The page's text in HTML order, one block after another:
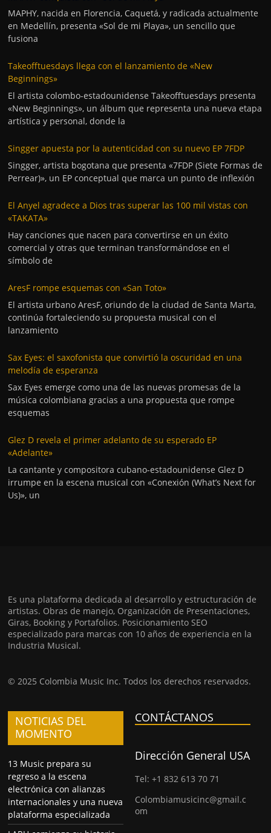
MAPHY, nacida en Florencia, Caquetá, y radicada actualmente
en Medellín, presenta «Sol de mi Playa», un sencillo que
fusiona
Takeofftuesdays llega con el lanzamiento de «New
Beginnings»
El artista colombo-estadounidense Takeofftuesdays presenta
«New Beginnings», un álbum que representa una nueva etapa
artística y personal, donde la
Singger apuesta por la autenticidad con su nuevo EP 7FDP
Singger, artista bogotana que presenta «7FDP (Siete Formas de
Perrear)», un EP conceptual que marca un punto de inflexión
El Anyel agradece a Dios tras superar las 100 mil vistas con
«TAKATA»
Hay canciones que nacen para convertirse en un éxito
comercial y otras que terminan transformándose en el
símbolo de
AresF rompe esquemas con «San Toto»
El artista urbano AresF, oriundo de la ciudad de Santa Marta,
continúa fortaleciendo su propuesta musical con el
lanzamiento
Sax Eyes: el saxofonista que convirtió la oscuridad en una
melodía de esperanza
Sax Eyes emerge como una de las nuevas promesas de la
música colombiana gracias a una propuesta que rompe
esquemas
Glez D revela el primer adelanto de su esperado EP
«Adelante»
La cantante y compositora cubano-estadounidense Glez D
irrumpe en la escena musical con «Conexión (What’s Next for
Us)», un
Es una plataforma dedicada al desarrollo y estructuración de
artistas. Obras de manejo, Organización de Presentaciones,
Giras, Booking y Portafolios. Posicionamiento SEO
especializado para marcas con 10 años de experiencia en la
Industria Musical.
© 2025 Colombia Music Inc. Todos los derechos reservados.
NOTICIAS DEL
MOMENTO
13 Music prepara su
regreso a la escena
electrónica con alianzas
internacionales y una nueva
plataforma especializada
CONTÁCTANOS
Dirección General USA
Tel: +1 832 613 70 71
Colombiamusicinc@gmail.c
om